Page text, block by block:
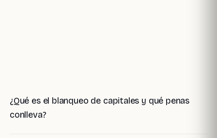
¿Qué es el blanqueo de capitales y qué penas
conlleva?